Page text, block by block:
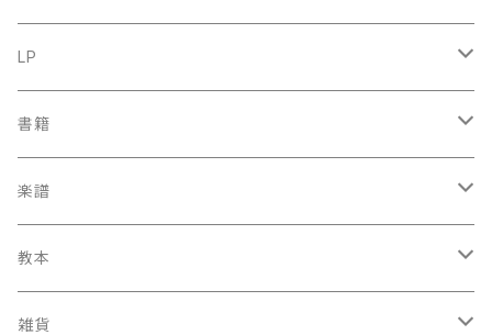
古楽
中古CD
鍋島元子関連CD
古楽以外
中古CD
LP
古楽
中古LP
鍋島元子関連LP
古楽以外
中古LP
書籍
古楽関係
中古本
新古本
古楽以外
中古本
中古本
楽譜
古楽関係
スコア
古楽以外
教本
古楽関係
雑貨